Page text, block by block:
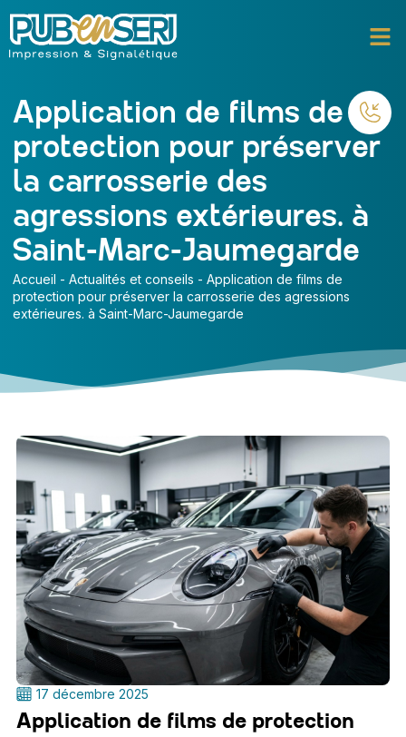
Application de films de
protection pour préserver
la carrosserie des
agressions extérieures. à
Saint-Marc-Jaumegarde
Accueil - Actualités et conseils - Application de films de
protection pour préserver la carrosserie des agressions
extérieures. à Saint-Marc-Jaumegarde
17 décembre 2025
Application de films de protection